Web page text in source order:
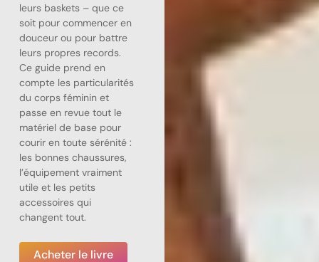
leurs baskets – que ce
soit pour commencer en
douceur ou pour battre
leurs propres records.
Ce guide prend en
compte les particularités
du corps féminin et
passe en revue tout le
matériel de base pour
courir en toute sérénité :
les bonnes chaussures,
l’équipement vraiment
utile et les petits
accessoires qui
changent tout.
Acheter le livre